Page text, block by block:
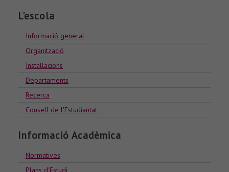
L'escola
Informació general
Organització
Installacions
Departaments
Recerca
Consell de l'Estudiantat
Informació Acadèmica
Normatives
Plans d'Estudi